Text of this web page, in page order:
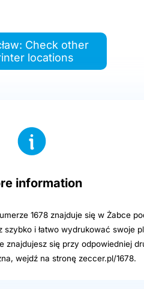
Check other
locations
information
1678 znajduje się w Żabce
szybko i łatwo wydrukować swoje
znajdujesz się przy odpowiedniej
wejdź na stronę zeccer.pl/1678.